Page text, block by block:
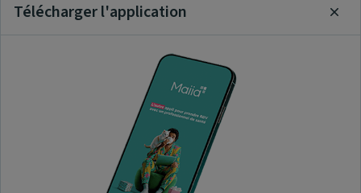
Trouver un médecin
Nos articles et informations
A propos de nous
Télécharger l'application